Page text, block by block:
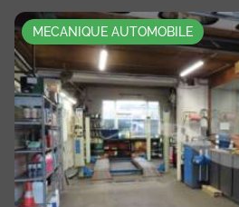
MECANIQUE AUTOMOBILE